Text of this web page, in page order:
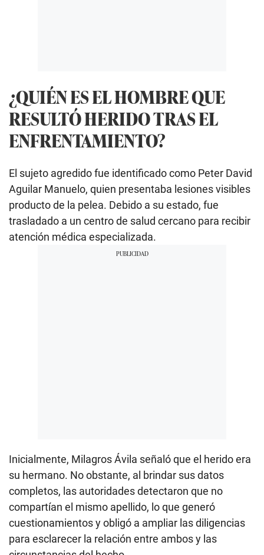
¿QUIÉN ES EL HOMBRE QUE
RESULTÓ HERIDO TRAS EL
ENFRENTAMIENTO?
El sujeto agredido fue identificado como Peter David
Aguilar Manuelo, quien presentaba lesiones visibles
producto de la pelea. Debido a su estado, fue
trasladado a un centro de salud cercano para recibir
atención médica especializada.
Inicialmente, Milagros Ávila señaló que el herido era
su hermano. No obstante, al brindar sus datos
completos, las autoridades detectaron que no
compartían el mismo apellido, lo que generó
cuestionamientos y obligó a ampliar las diligencias
para esclarecer la relación entre ambos y las